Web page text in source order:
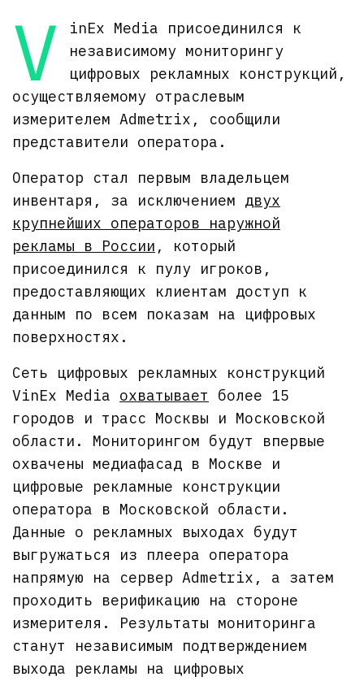
V
inEx Media присоединился к
независимому мониторингу
цифровых рекламных конструкций,
осуществляемому отраслевым
измерителем Admetrix, сообщили
представители оператора.
Оператор стал первым владельцем
инвентаря, за исключением двух
крупнейших операторов наружной
рекламы в России , который
присоединился к пулу игроков,
предоставляющих клиентам доступ к
данным по всем показам на цифровых
поверхностях.
Сеть цифровых рекламных конструкций
VinEx Media охватывает более 15
городов и трасс Москвы и Московской
области. Мониторингом будут впервые
охвачены медиафасад в Москве и
цифровые рекламные конструкции
оператора в Московской области.
Данные о рекламных выходах будут
выгружаться из плеера оператора
напрямую на сервер Admetrix, а затем
проходить верификацию на стороне
измерителя. Результаты мониторинга
станут независимым подтверждением
выхода рекламы на цифровых